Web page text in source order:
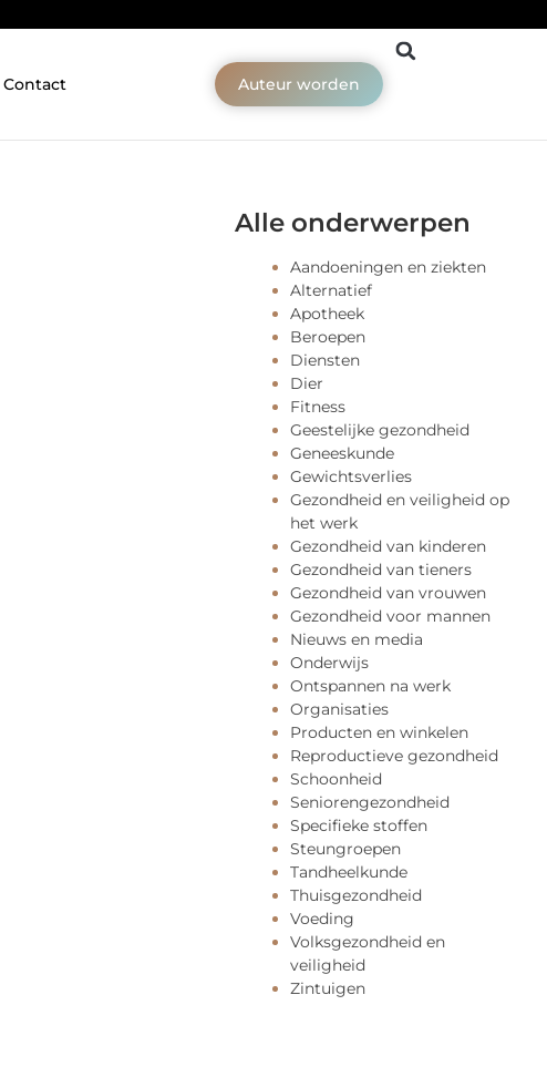
Contact Auteur worden
Alle onderwerpen
Aandoeningen en ziekten
Alternatief
Apotheek
Beroepen
Diensten
Dier
Fitness
Geestelijke gezondheid
Geneeskunde
Gewichtsverlies
Gezondheid en veiligheid op
het werk
Gezondheid van kinderen
Gezondheid van tieners
Gezondheid van vrouwen
Gezondheid voor mannen
Nieuws en media
Onderwijs
Ontspannen na werk
Organisaties
Producten en winkelen
Reproductieve gezondheid
Schoonheid
Seniorengezondheid
Specifieke stoffen
Steungroepen
Tandheelkunde
Thuisgezondheid
Voeding
Volksgezondheid en
veiligheid
Zintuigen